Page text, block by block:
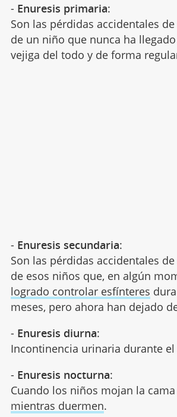
- Enuresis primaria:
Son las pérdidas accidentales
de un niño que nunca ha
vejiga del todo y de forma
- Enuresis secundaria:
Son las pérdidas accidentales
de esos niños que, en algún
logrado controlar esfínteres
meses, pero ahora han dejado
- Enuresis diurna:
Incontinencia urinaria durante el
- Enuresis nocturna:
Cuando los niños mojan la
mientras duermen.